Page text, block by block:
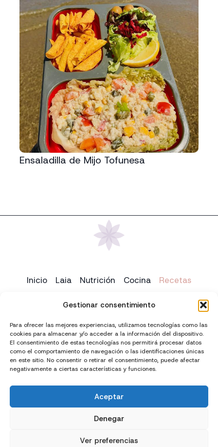
Gestionar consentimiento
Para ofrecer las mejores experiencias, utilizamos tecnologías como las
cookies para almacenar y/o acceder a la información del dispositivo.
El consentimiento de estas tecnologías nos permitirá procesar datos
como el comportamiento de navegación o las identificaciones únicas
en este sitio. No consentir o retirar el consentimiento, puede afectar
negativamente a ciertas características y funciones.
Aceptar
Denegar
Ver preferencias
Ensaladilla de Mijo Tofunesa
Inicio Laia Nutrición Cocina Recetas
Yoga Contacto
Política de privacidad Política de cookies (UE)